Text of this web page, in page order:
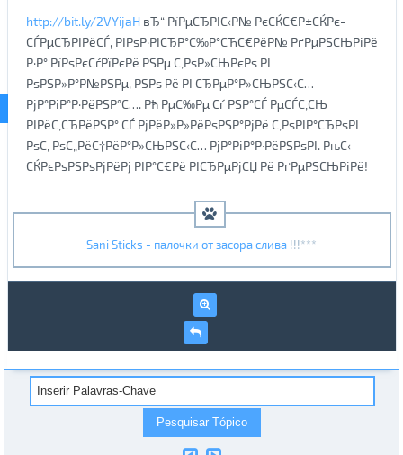
http://bit.ly/2VYijaHвЂ“ РїРµСЂРІС‹Р№ РєСЌС€Р±СЌРє-
СЃРµСЂРІРёСЃ, РІРѕР·РІСЂР°С‰Р°СЋС€РёР№ РґРµРЅСЊРіРё
Р·Р° РїРѕРєСѓРїРєРё РЅРµ С‚РѕР»СЊРєРѕ РІ
РѕРЅР»Р°Р№РЅРµ, РЅРѕ Рё РІ СЂРµР°Р»СЊРЅС‹С…
РјР°РіР°Р·РёРЅР°С…. Рђ РµС‰Рµ Сѓ РЅР°СЃ РµСЃС‚СЊ
РІРёС‚СЂРёРЅР° СЃ РјРёР»Р»РёРѕРЅР°РјРё С‚РѕРІР°СЂРѕРІ
РѕС‚ РѕС„РёС†РёР°Р»СЊРЅС‹С… РјР°РіР°Р·РёРЅРѕРІ. РњС‹
СЌРєРѕРЅРѕРјРёРј РІР°С€Рё РІСЂРµРјСЏ Рё РґРµРЅСЊРіРё!
Sani Sticks - палочки от засора слива !!!***